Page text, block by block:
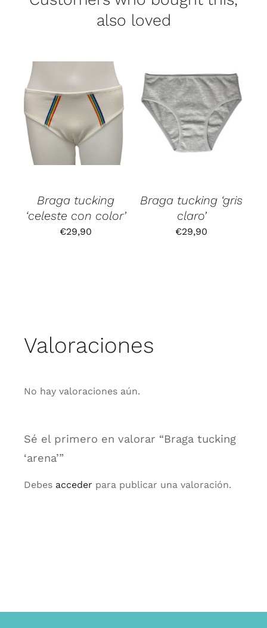
also loved
Braga tucking
‘celeste con color’
€29,90
Braga tucking ‘gris
claro’
€29,90
Valoraciones
No hay valoraciones aún.
Sé el primero en valorar “Braga tucking
‘arena’”
Debes acceder para publicar una valoración.